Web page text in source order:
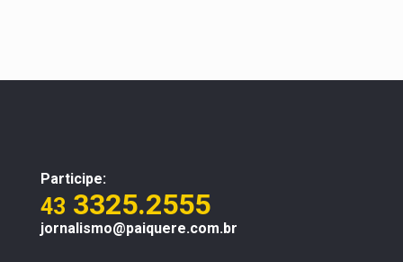
Participe:
43 3325.2555
jornalismo@paiquere.com.br